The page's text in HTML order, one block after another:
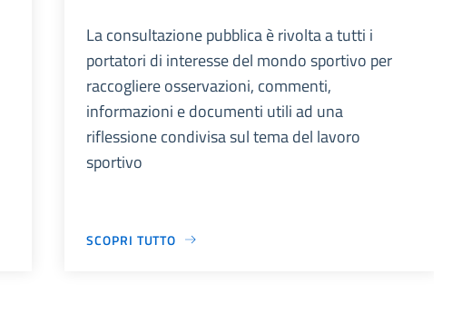
La consultazione pubblica è rivolta a tutti i
portatori di interesse del mondo sportivo per
raccogliere osservazioni, commenti,
informazioni e documenti utili ad una
riflessione condivisa sul tema del lavoro
sportivo
SCOPRI TUTTO